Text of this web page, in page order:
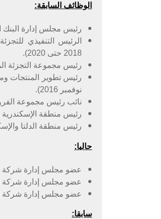
الوظائف السابقة:
رئيس مجلس إدارة البنك
الرئيس التنفيذي
2018 حتى 2020).
رئيس مجموعة التجزئة المصرفية
نوفمبر 2016).
نائب رئيس مجموعة الفروع
رئيس منطقة الإسكندرية
رئيس منطقة الدلتا
حاليا:
عضو مجلس إدارة شركة
عضو مجلس إدارة شركة
عضو مجلس إدارة شركة
سابقا: